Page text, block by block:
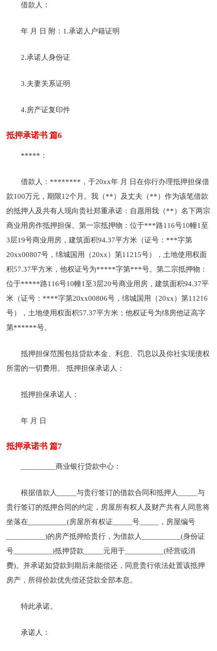
借款人：
年 月 日 附：1.承诺人户籍证明
2.承诺人身份证
3.夫妻关系证明
4.房产证复印件
抵押承诺书 篇6
*****：
借款人：********，于20xx年 月 日在你行办理抵押担保借
款100万元，期限12个月。我（**）及丈夫（**）作为该笔借款
的抵押人及共有人现向贵社郑重承诺：自愿用我（**）名下两宗
商业用房作抵押担保。第一宗抵押物：位于***路116号10幢1至
3层19号商业用房，建筑面积94.37平方米（证号：***字第
20xx00807号，绵城国用（20xx）第11215号），土地使用权面
积57.37平方米，他权证号为*****字第***号。第二宗抵押物：
位于*****路116号10幢1至3层20号商业用房，建筑面积94.37平
米（证号：****字第20xx00806号，绵城国用（20xx）第11216
号），土地使用权面积57.37平方米；他权证号为绵房他证高字
第******号。
抵押担保范围包括贷款本金、利息、罚息以及你社实现债权
所需的一切费用。 抵押担保承诺人：
抵押担保承诺人：
年 月 日
抵押承诺书 篇7
_________商业银行贷款中心：
根据借款人_____与贵行签订的借款合同和抵押人_____与
贵行签订的抵押合同的约定，房屋所有权人及财产共有人同意将
坐落在__________(房屋所有权证_____号_____，房屋编号
__________)的房产抵押给贵行，为借款人__________(身份证
号__________)抵押贷款_____元用于__________(经营或消
费)。并承诺如贷款到期后未能偿还，同意贵行依法处置该抵押
房产，所得价款优先偿还贷款全部本息。
特此承诺。
承诺人：